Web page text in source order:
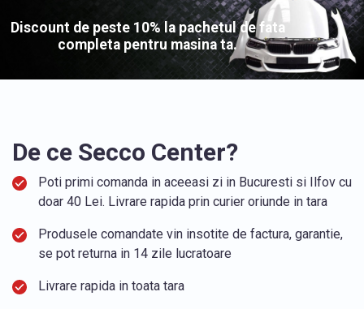
Discount de peste 10% la pachetul de fata
completa pentru masina ta.
De ce Secco Center?
Poti primi comanda in aceeasi zi in Bucuresti si Ilfov cu
doar 40 Lei. Livrare rapida prin curier oriunde in tara
Produsele comandate vin insotite de factura, garantie,
se pot returna in 14 zile lucratoare
Livrare rapida in toata tara